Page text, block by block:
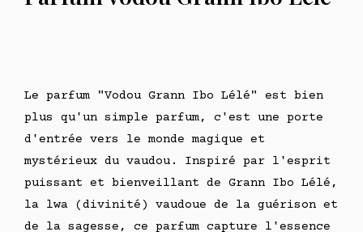
Le parfum "Vodou Grann Ibo Lélé" est bien
plus qu'un simple parfum, c'est une porte
d'entrée vers le monde magique et
mystérieux du vaudou. Inspiré par l'esprit
puissant et bienveillant de Grann Ibo Lélé,
la lwa (divinité) vaudoue de la guérison et
de la sagesse, ce parfum capture l'essence